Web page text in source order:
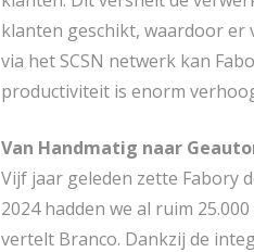
klanten geschikt, waardoor er
via het SCSN netwerk kan
productiviteit is enorm
Van Handmatig naar
Vijf jaar geleden zette Fabory
2024 hadden we al ruim
vertelt Branco. Dankzij de